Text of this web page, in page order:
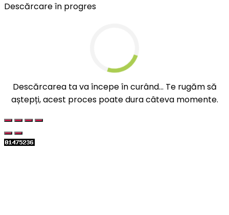
Descărcare în progres
Descărcarea ta va începe în curând... Te rugăm să
aștepți, acest proces poate dura câteva momente.